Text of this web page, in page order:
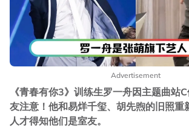
Advertisement
《青春有你3》训练生罗一舟因主题曲站
友注意！他和易烊千玺、胡先煦的旧照重
人才得知他们是室友。